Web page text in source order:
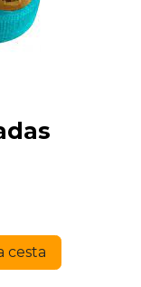
cesta